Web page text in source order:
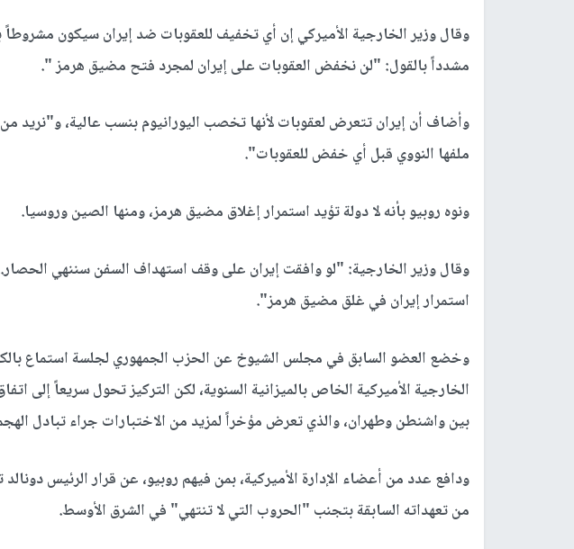
وقال وزير الخارجية الأميركي إن أي تخفيف للعقوبات ضد إيران سيكون مشروطاً
مشدداً بالقول: "لن نخفض العقوبات على إيران لمجرد فتح مضيق هرمز ".
وأضاف أن إيران تتعرض لعقوبات لأنها تخصب اليورانيوم بنسب عالية، و"نريد
ملفها النووي قبل أي خفض للعقوبات".
ونوه روبيو بأنه لا دولة تؤيد استمرار إغلاق مضيق هرمز، ومنها الصين وروسيا.
وقال وزير الخارجية: "لو وافقت إيران على وقف استهداف السفن سننهي
استمرار إيران في غلق مضيق هرمز".
وخضع العضو السابق في مجلس الشيوخ عن الحزب الجمهوري لجلسة استماع
الخارجية الأميركية الخاص بالميزانية السنوية، لكن التركيز تحول سريعاً إلى
بين واشنطن وطهران، والذي تعرض مؤخراً لمزيد من الاختبارات جراء تبادل
ودافع عدد من أعضاء الإدارة الأميركية، بمن فيهم روبيو، عن قرار الرئيس
من تعهداته السابقة بتجنب "الحروب التي لا تنتهي" في الشرق الأوسط.